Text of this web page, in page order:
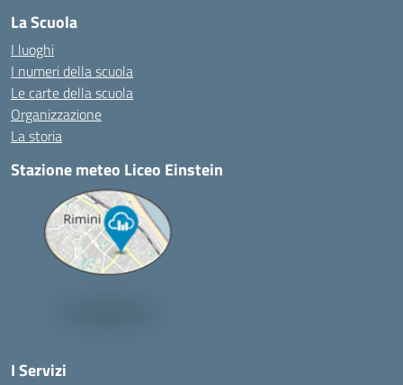
La Scuola
I luoghi
I numeri della scuola
Le carte della scuola
Organizzazione
La storia
Stazione meteo Liceo Einstein
I Servizi